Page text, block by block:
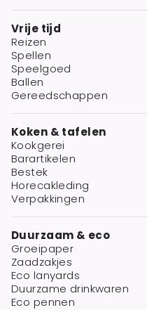
Vrije tijd
Reizen
Spellen
Speelgoed
Ballen
Gereedschappen
Koken & tafelen
Kookgerei
Barartikelen
Bestek
Horecakleding
Verpakkingen
Duurzaam & eco
Groeipaper
Zaadzakjes
Eco lanyards
Duurzame drinkwaren
Eco pennen